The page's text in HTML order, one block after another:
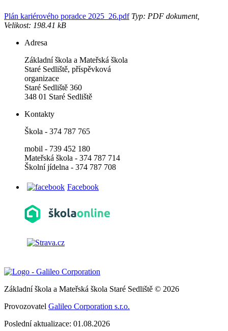
Plán kariérového poradce 2025_26.pdfTyp: PDF dokument,
Velikost: 198.41 kB
Adresa
Základní škola a Mateřská škola
Staré Sedliště, příspěvková
organizace
Staré Sedliště 360
348 01 Staré Sedliště
Kontakty
Škola - 374 787 765
mobil - 739 452 180
Mateřská škola - 374 787 714
Školní jídelna - 374 787 708
Facebook
Základní škola a Mateřská škola Staré Sedliště © 2026
Provozovatel Galileo Corporation s.r.o.
Poslední aktualizace: 01.08.2026